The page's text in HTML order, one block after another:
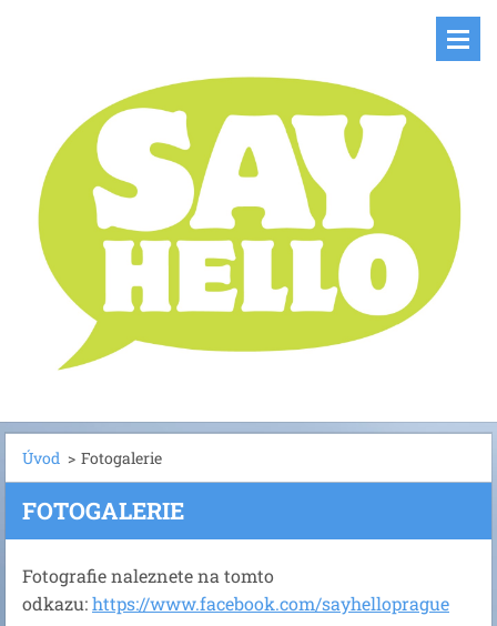
Úvod > Fotogalerie
FOTOGALERIE
Fotografie naleznete na tomto
odkazu:https://www.facebook.com/sayhelloprague